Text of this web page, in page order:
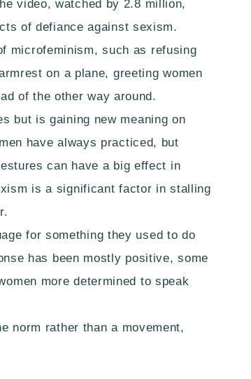
video, watched by 2.8 million,
of defiance against sexism.
microfeminism, such as refusing
on a plane, greeting women
of the other way around.
but is gaining new meaning on
have always practiced, but
can have a big effect in
is a significant factor in stalling
for something they used to do
has been mostly positive, some
more determined to speak
norm rather than a movement,